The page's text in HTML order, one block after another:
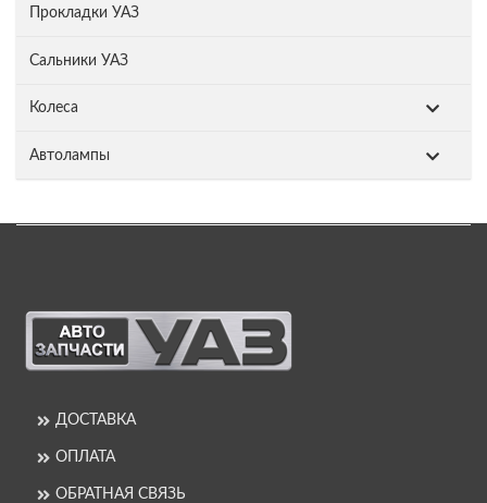
Прокладки УАЗ
Сальники УАЗ
Колеса
Автолампы
ДОСТАВКА
ОПЛАТА
ОБРАТНАЯ СВЯЗЬ